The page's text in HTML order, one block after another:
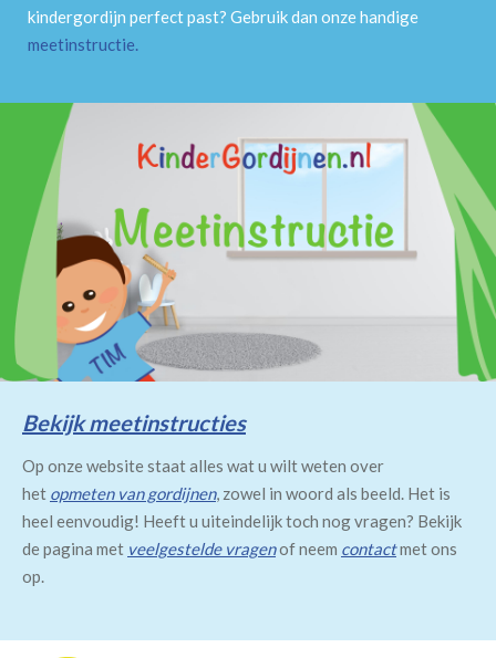
kindergordijn perfect past? Gebruik dan onze handige
meetinstructie.
Bekijk meetinstructies
Op onze website staat alles wat u wilt weten over
het opmeten van gordijnen, zowel in woord als beeld. Het is
heel eenvoudig! Heeft u uiteindelijk toch nog vragen? Bekijk
de pagina met veelgestelde vragenof neem contactmet ons
op.